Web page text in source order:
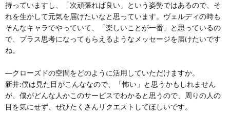
持っていますし、「次頑張れば良い」という姿勢ではあるので、そ
れを生かして元気を届けたいなと思っています。ヴェルディの時も
そんなキャラでやっていて、「楽しいことが一番」と思っているの
で、プラス思考になってもらえるようなメッセージを届けたいです
ね。
―クローズドの空間をどのように活用していただけますか。
新井:僕は見た目がこんななので、「怖い」と思うかもしれません
が、僕がどんな人かこのサービスでわかると思うので、周りの人の
目を気にせず、ぜひたくさんリクエストしてほしいです。